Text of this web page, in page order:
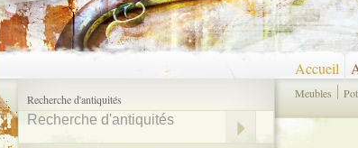
Recherche d'antiquités
Accueil
Meubles